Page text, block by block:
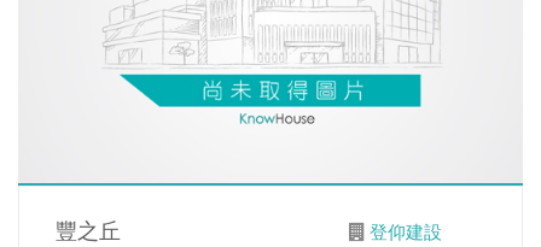
豐之丘
登仰建設